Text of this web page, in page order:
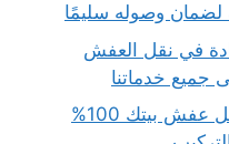
لضمان وصوله سليمًا
في نقل العفش
دينا نقل عفش حي العارض..نقل عفش بيتك 100%